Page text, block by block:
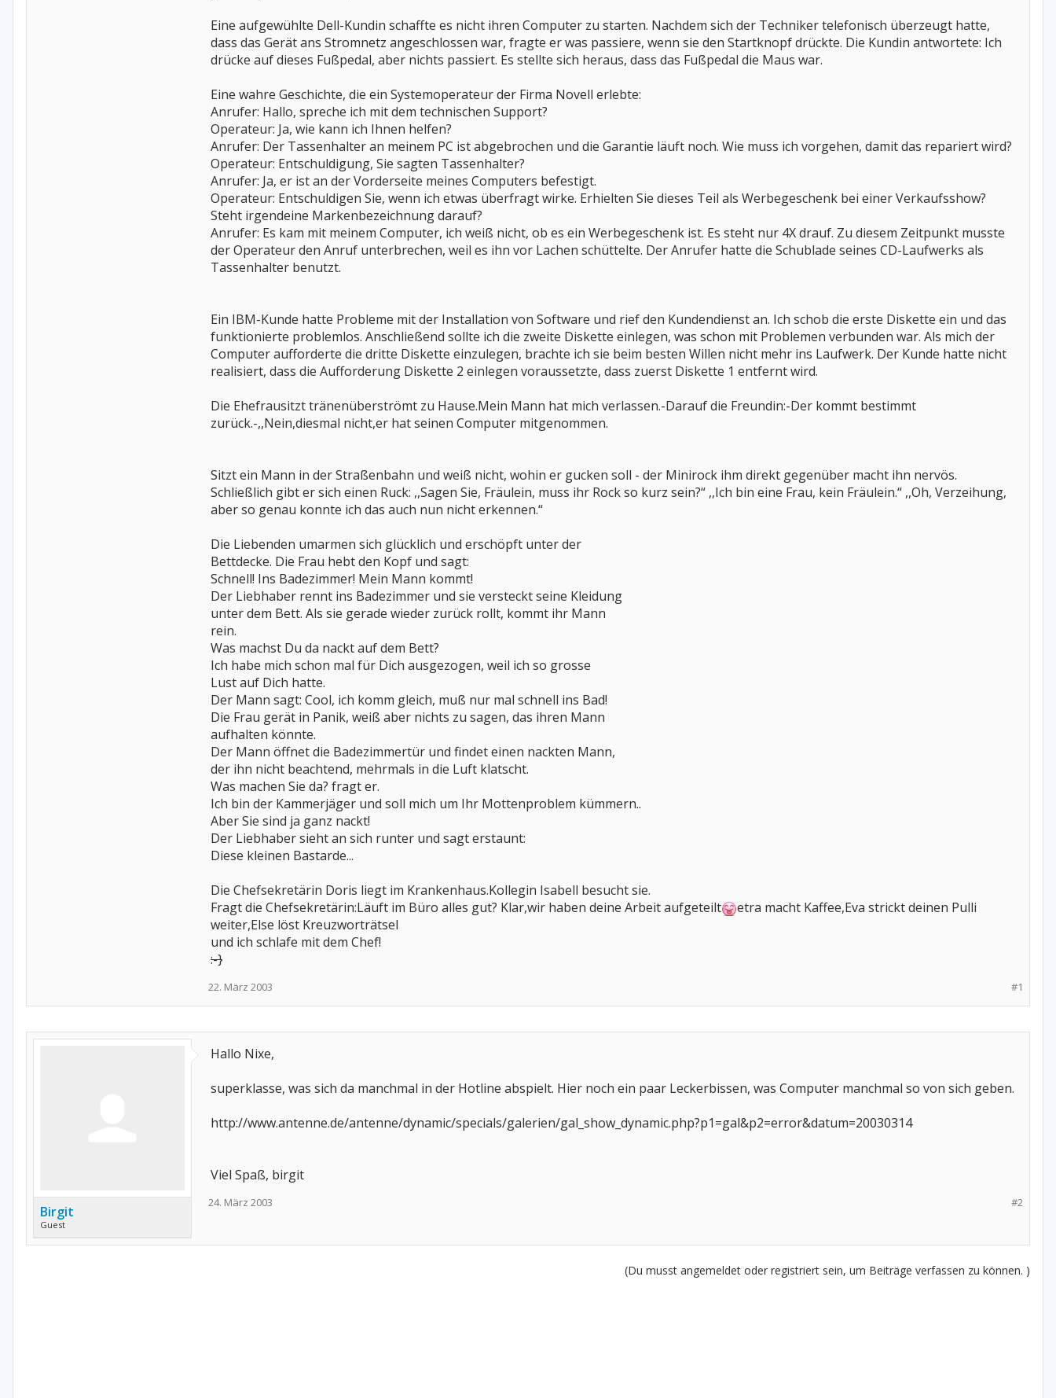
Eine aufgewühlte Dell-Kundin schaffte es nicht ihren Computer zu starten. Nachdem sich der Techniker telefonisch überzeugt hatte,
dass das Gerät ans Stromnetz angeschlossen war, fragte er was passiere, wenn sie den Startknopf drückte. Die Kundin antwortete: Ich
drücke auf dieses Fußpedal, aber nichts passiert. Es stellte sich heraus, dass das Fußpedal die Maus war.
Eine wahre Geschichte, die ein Systemoperateur der Firma Novell erlebte:
Anrufer: Hallo, spreche ich mit dem technischen Support?
Operateur: Ja, wie kann ich Ihnen helfen?
Anrufer: Der Tassenhalter an meinem PC ist abgebrochen und die Garantie läuft noch. Wie muss ich vorgehen, damit das repariert wird?
Operateur: Entschuldigung, Sie sagten Tassenhalter?
Anrufer: Ja, er ist an der Vorderseite meines Computers befestigt.
Operateur: Entschuldigen Sie, wenn ich etwas überfragt wirke. Erhielten Sie dieses Teil als Werbegeschenk bei einer Verkaufsshow?
Steht irgendeine Markenbezeichnung darauf?
Anrufer: Es kam mit meinem Computer, ich weiß nicht, ob es ein Werbegeschenk ist. Es steht nur 4X drauf. Zu diesem Zeitpunkt musste
der Operateur den Anruf unterbrechen, weil es ihn vor Lachen schüttelte. Der Anrufer hatte die Schublade seines CD-Laufwerks als
Tassenhalter benutzt.
Ein IBM-Kunde hatte Probleme mit der Installation von Software und rief den Kundendienst an. Ich schob die erste Diskette ein und das
funktionierte problemlos. Anschließend sollte ich die zweite Diskette einlegen, was schon mit Problemen verbunden war. Als mich der
Computer aufforderte die dritte Diskette einzulegen, brachte ich sie beim besten Willen nicht mehr ins Laufwerk. Der Kunde hatte nicht
realisiert, dass die Aufforderung Diskette 2 einlegen voraussetzte, dass zuerst Diskette 1 entfernt wird.
Die Ehefrausitzt tränenüberströmt zu Hause.Mein Mann hat mich verlassen.-Darauf die Freundin:-Der kommt bestimmt
zurück.-,,Nein,diesmal nicht,er hat seinen Computer mitgenommen.
Sitzt ein Mann in der Straßenbahn und weiß nicht, wohin er gucken soll - der Minirock ihm direkt gegenüber macht ihn nervös.
Schließlich gibt er sich einen Ruck: ,,Sagen Sie, Fräulein, muss ihr Rock so kurz sein?“ ,,Ich bin eine Frau, kein Fräulein.“ ,,Oh, Verzeihung,
aber so genau konnte ich das auch nun nicht erkennen.“
Die Liebenden umarmen sich glücklich und erschöpft unter der
Bettdecke. Die Frau hebt den Kopf und sagt:
Schnell! Ins Badezimmer! Mein Mann kommt!
Der Liebhaber rennt ins Badezimmer und sie versteckt seine Kleidung
unter dem Bett. Als sie gerade wieder zurück rollt, kommt ihr Mann
rein.
Was machst Du da nackt auf dem Bett?
Ich habe mich schon mal für Dich ausgezogen, weil ich so grosse
Lust auf Dich hatte.
Der Mann sagt: Cool, ich komm gleich, muß nur mal schnell ins Bad!
Die Frau gerät in Panik, weiß aber nichts zu sagen, das ihren Mann
aufhalten könnte.
Der Mann öffnet die Badezimmertür und findet einen nackten Mann,
der ihn nicht beachtend, mehrmals in die Luft klatscht.
Was machen Sie da? fragt er.
Ich bin der Kammerjäger und soll mich um Ihr Mottenproblem kümmern..
Aber Sie sind ja ganz nackt!
Der Liebhaber sieht an sich runter und sagt erstaunt:
Diese kleinen Bastarde...
Die Chefsekretärin Doris liegt im Krankenhaus.Kollegin Isabell besucht sie.
Fragt die Chefsekretärin:Läuft im Büro alles gut? Klar,wir haben deine Arbeit aufgeteilt
etra macht Kaffee,Eva strickt deinen Pulli
weiter,Else löst Kreuzworträtsel
und ich schlafe mit dem Chef!
:-}
#1
22. März 2003
Birgit
Guest
Hallo Nixe,
superklasse, was sich da manchmal in der Hotline abspielt. Hier noch ein paar Leckerbissen, was Computer manchmal so von sich geben.
http://www.antenne.de/antenne/dynamic/specials/galerien/gal_show_dynamic.php?p1=gal&p2=error&datum=20030314
Viel Spaß, birgit
#2
24. März 2003
(Du musst angemeldet oder registriert sein, um Beiträge verfassen zu können. )